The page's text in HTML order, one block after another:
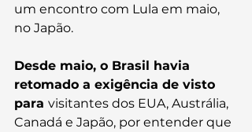
um encontro com Lula em maio,
no Japão.
Desde maio, o Brasil havia
retomado a exigência de visto
para visitantes dos EUA, Austrália,
Canadá e Japão, por entender que